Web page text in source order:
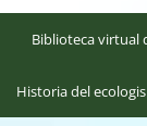
Biblioteca virtual
Historia del